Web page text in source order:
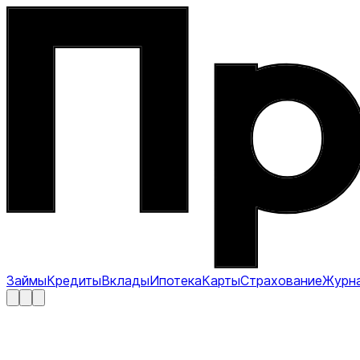
ЗаймыКредитыВкладыИпотекаКартыСтрахование